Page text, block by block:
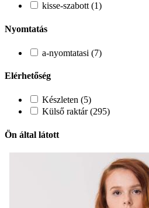
kisse-szabott (1)
Nyomtatás
a-nyomtatasi (7)
Elérhetőség
Készleten (5)
Külső raktár (295)
Ön által látott